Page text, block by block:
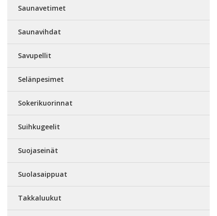
Saunavetimet
Saunavihdat
Savupellit
Selänpesimet
Sokerikuorinnat
Suihkugeelit
Suojaseinät
Suolasaippuat
Takkaluukut